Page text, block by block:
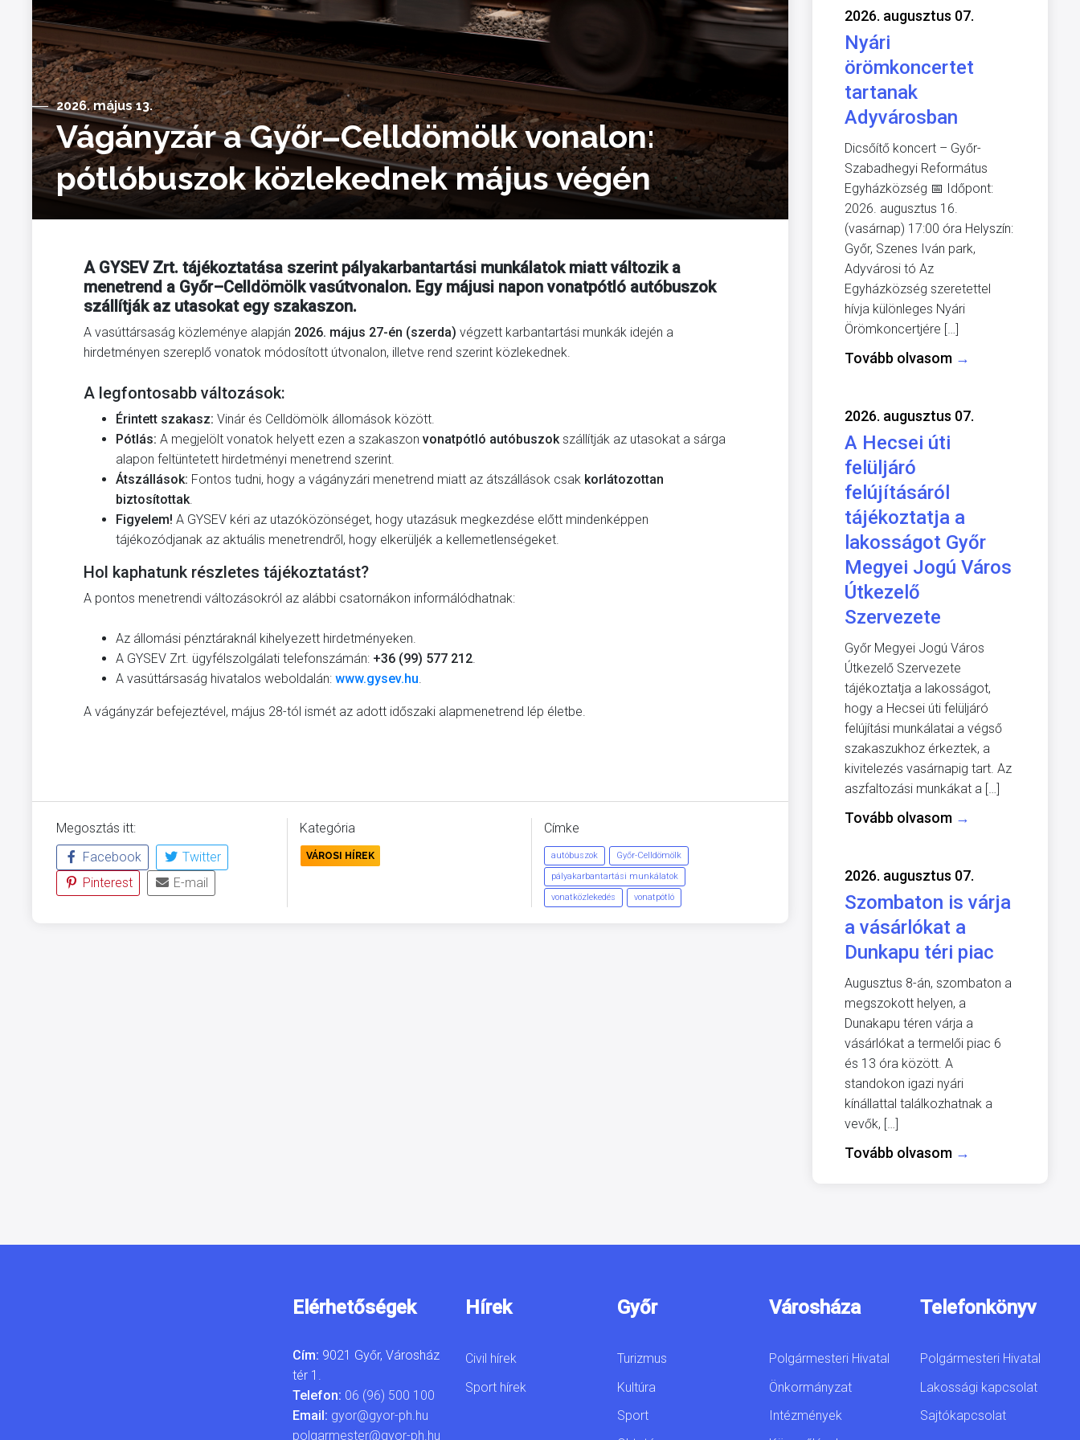
2026. május 13.
Vágányzár a Győr–Celldömölk vonalon:
pótlóbuszok közlekednek május végén
A GYSEV Zrt. tájékoztatása szerint pályakarbantartási munkálatok miatt változik a
menetrend a Győr–Celldömölk vasútvonalon. Egy májusi napon vonatpótló autóbuszok
szállítják az utasokat egy szakaszon.
A vasúttársaság közleménye alapján 2026. május 27-én (szerda) végzett karbantartási munkák idején a
hirdetményen szereplő vonatok módosított útvonalon, illetve rend szerint közlekednek.
A legfontosabb változások:
Érintett szakasz: Vinár és Celldömölk állomások között.
Pótlás: A megjelölt vonatok helyett ezen a szakaszon vonatpótló autóbuszok szállítják az utasokat a sárga
alapon feltüntetett hirdetményi menetrend szerint.
Átszállások: Fontos tudni, hogy a vágányzári menetrend miatt az átszállások csak korlátozottan
biztosítottak
Figyelem! A GYSEV kéri az utazóközönséget, hogy utazásuk megkezdése előtt mindenképpen
tájékozódjanak az aktuális menetrendről, hogy elkerüljék a kellemetlenségeket.
Hol kaphatunk részletes tájékoztatást?
A pontos menetrendi változásokról az alábbi csatornákon informálódhatnak:
Az állomási pénztáraknál kihelyezett hirdetményeken.
A GYSEV Zrt. ügyfélszolgálati telefonszámán: +36 (99) 577 212.
A vasúttársaság hivatalos weboldalán: www.gysev.hu.
A vágányzár befejeztével, május 28-tól ismét az adott időszaki alapmenetrend lép életbe.
Megosztás itt:
Facebook
Twitter
Pinterest
E-mail
Kategória
VÁROSI HÍREK
Címke
autóbuszok
Győr-Celldömölk
pályakarbantartási munkálatok
vonatközlekedés
vonatpótló
2026. augusztus 07.
Nyári
örömkoncertet
tartanak
Adyvárosban
Dicsőítő koncert – Győr-
Szabadhegyi Református
Egyházközség 📅 Időpont:
2026. augusztus 16.
(vasárnap) 17:00 óra Helyszín:
Győr, Szenes Iván park,
Adyvárosi tó Az
Egyházközség szeretettel
hívja különleges Nyári
Örömkoncertjére […]
Tovább olvasom →
2026. augusztus 07.
A Hecsei úti
felüljáró
felújításáról
tájékoztatja a
lakosságot Győr
Megyei Jogú Város
Útkezelő
Szervezete
Győr Megyei Jogú Város
Útkezelő Szervezete
tájékoztatja a lakosságot,
hogy a Hecsei úti felüljáró
felújítási munkálatai a végső
szakaszukhoz érkeztek, a
kivitelezés vasárnapig tart. Az
aszfaltozási munkákat a […]
Tovább olvasom →
2026. augusztus 07.
Szombaton is várja
a vásárlókat a
Dunkapu téri piac
Augusztus 8-án, szombaton a
megszokott helyen, a
Dunakapu téren várja a
vásárlókat a termelői piac 6
és 13 óra között. A
standokon igazi nyári
kínállattal találkozhatnak a
vevők, […]
Tovább olvasom →
Elérhetőségek
Cím: 9021 Győr, Városház
tér 1.
Telefon: 06 (96) 500 100
Email: gyor@gyor-ph.hu
polgarmester@gyor-ph.hu
Hírek
Civil hírek
Sport hírek
Győr
Turizmus
Kultúra
Sport
Városháza
Polgármesteri Hivatal
Önkormányzat
Intézmények
Telefonkönyv
Polgármesteri Hivatal
Lakossági kapcsolat
Sajtókapcsolat